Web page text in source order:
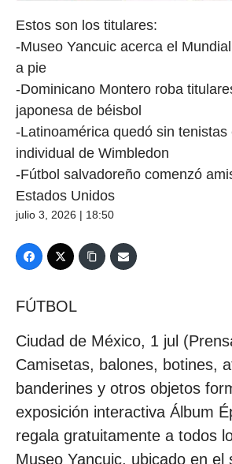
Estos son los titulares:
-Museo Yancuic acerca el
a pie
-Dominicano Montero roba
japonesa de béisbol
-Latinoamérica quedó sin tenistas
individual de Wimbledon
-Fútbol salvadoreño comenzó
Estados Unidos
julio 3, 2026 | 18:50
FÚTBOL
Ciudad de México, 1 jul
Camisetas, balones, botines,
banderines y otros objetos
exposición interactiva Álbum
regala gratuitamente a todos
Museo Yancuic, ubicado en el